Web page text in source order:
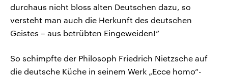
durchaus nicht bloss alten Deutschen dazu, so
versteht man auch die Herkunft des deutschen
Geistes – aus betrübten Eingeweiden!“
So schimpfte der Philosoph Friedrich Nietzsche auf
die deutsche Küche in seinem Werk „Ecce homo“-